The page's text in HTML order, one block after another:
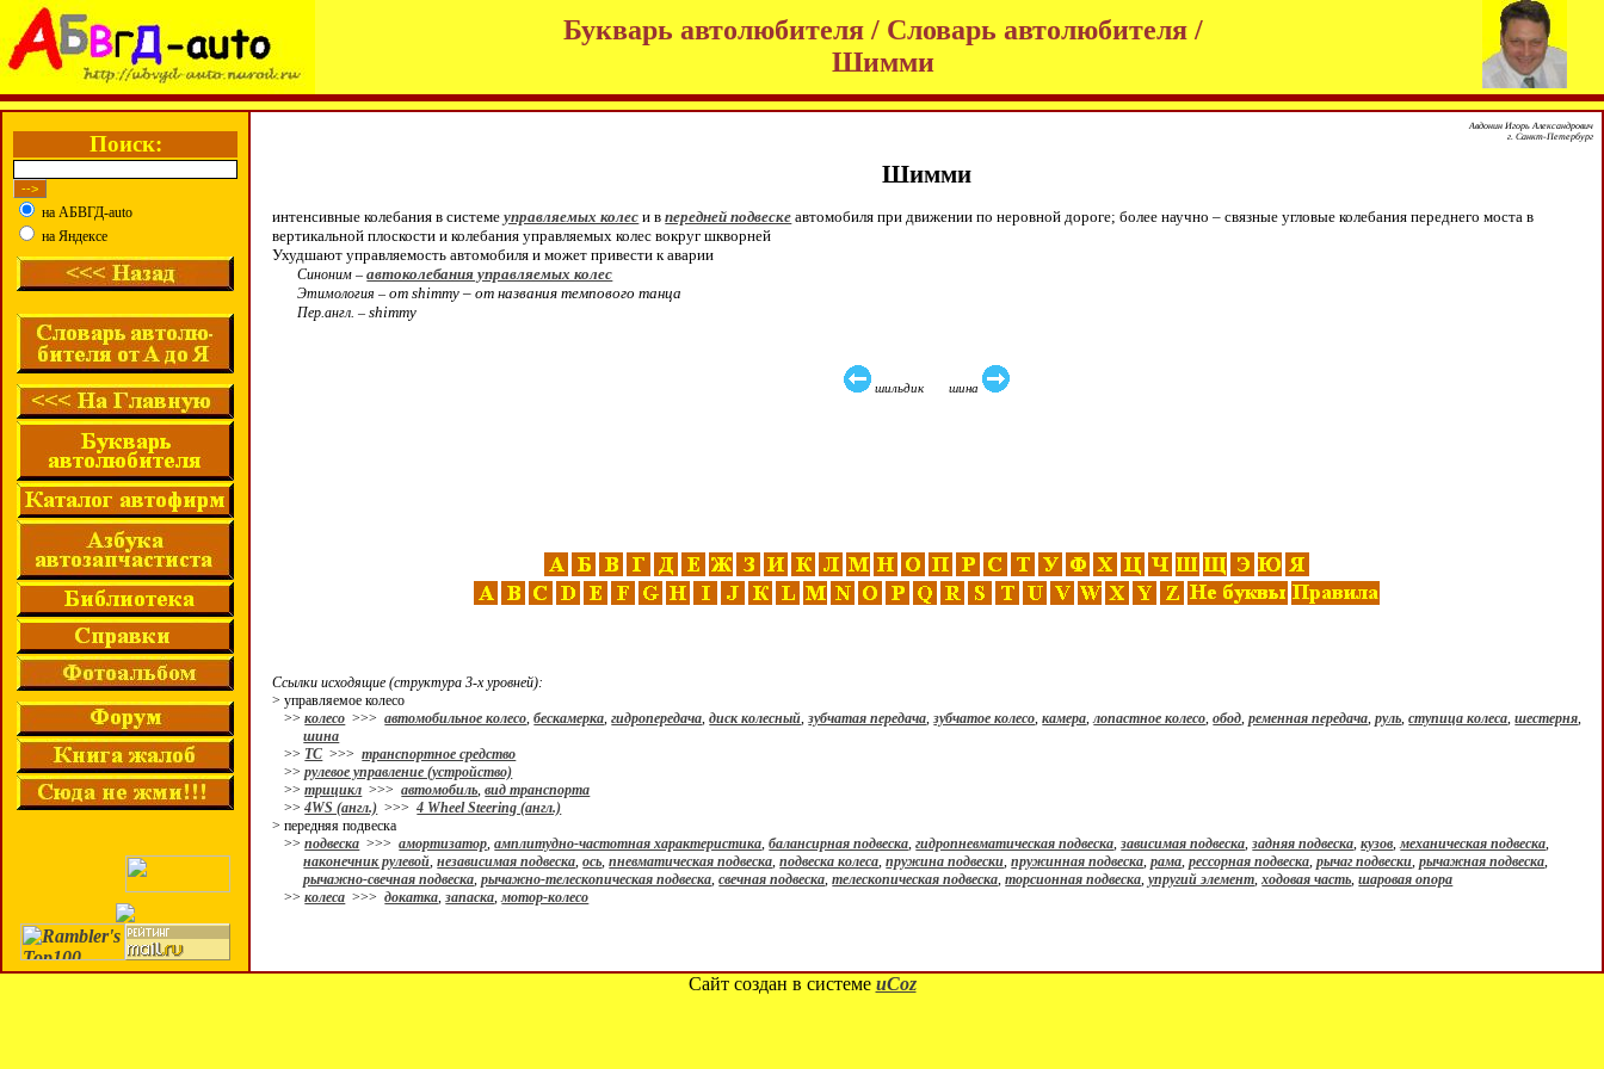
Букварь автолюбителя / Словарь автолюбителя /
Шимми
Поиск:
на АБВГД-auto
на Яндексе
Авдонин Игорь Александрович
г. Санкт-Петербург
Шимми
интенсивные колебания в системеуправляемых колес и впередней подвеске автомобиля при движении по неровной дороге; более научно – связные угловые колебания переднего моста в
вертикальной плоскости и колебания управляемых колес вокруг шкворней
Ухудшают управляемость автомобиля и может привести к аварии
Синоним –автоколебания управляемых колес
Этимология –от shimmy – от названия темпового танца
Пер.англ. –shimmy
шильдик шина
Ссылки исходящие (структура 3-х уровней):
> управляемое колесо
>>колесо >>>автомобильное колесо,бескамерка,гидропередача,диск колесный,зубчатая передача,зубчатое колесо,камера,лопастное колесо,обод,ременная передача,руль,ступица колеса,шестерня,
шина
>> ТС >>>транспортное средство
>>рулевое управление (устройство)
>>трицикл >>>автомобиль,вид транспорта
>>4WS (англ.) >>>4 Wheel Steering (англ.)
> передняя подвеска
>>подвеска >>>амортизатор,амплитудно-частотная характеристика,балансирная подвеска,гидропневматическая подвеска,зависимая подвеска,задняя подвеска,кузов,механическая подвеска,
наконечник рулевой,независимая подвеска,ось,пневматическая подвеска,подвеска колеса,пружина подвески,пружинная подвеска,рама,рессорная подвеска,рычаг подвески,рычажная подвеска,
рычажно-свечная подвеска,рычажно-телескопическая подвеска,свечная подвеска,телескопическая подвеска,торсионная подвеска,упругий элемент,ходовая часть,шаровая опора
>>колеса >>>докатка,запаска,мотор-колесо
Сайт создан в системе uCoz